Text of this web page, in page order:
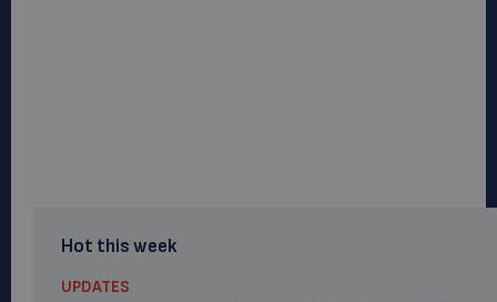
Hot this week
UPDATES